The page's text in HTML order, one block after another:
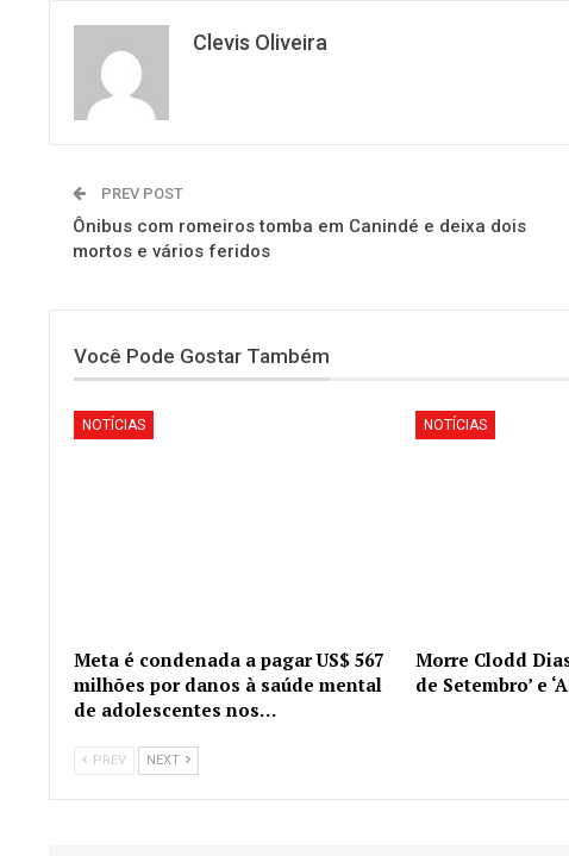
Clevis Oliveira
PREV POST
Ônibus com romeiros tomba em Canindé e deixa dois
mortos e vários feridos
Você Pode Gostar Também
NOTÍCIAS
Meta é condenada a pagar US$ 567
milhões por danos à saúde mental
de adolescentes nos…
NOTÍCIAS
Morre Clodd
de Setembro’ e
PREV NEXT